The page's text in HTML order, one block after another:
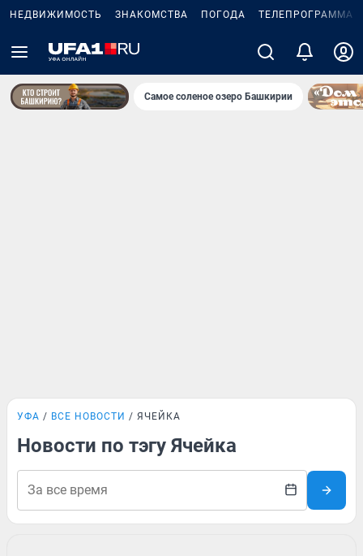
НЕДВИЖИМОСТЬ ЗНАКОМСТВА ПОГОДА ТЕЛЕПРОГРАММА
Самое соленое озеро Башкирии
УФА ВСЕ НОВОСТИ ЯЧЕЙКА
Новости по тэгу Ячейка